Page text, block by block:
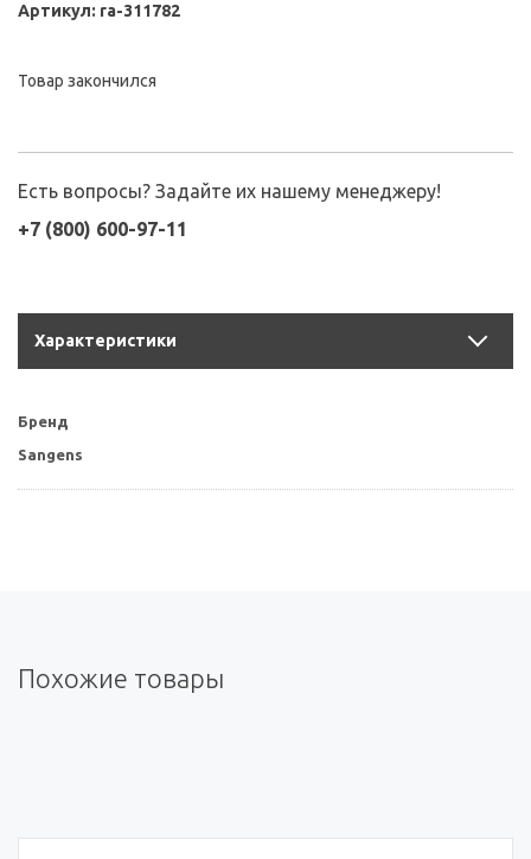
Артикул: ra-311782
Товар закончился
Есть вопросы? Задайте их нашему менеджеру!
+7 (800) 600-97-11
Характеристики
Бренд
Sangens
Похожие товары